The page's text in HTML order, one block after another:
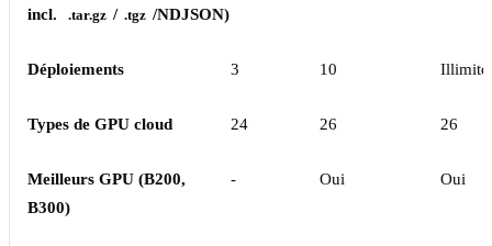
incl.
.tar.gz / .tgz /NDJSON)
Déploiements 3 10 Illimité
Types de GPU cloud 24 26 26
Meilleurs GPU (B200,
B300)
- Oui Oui